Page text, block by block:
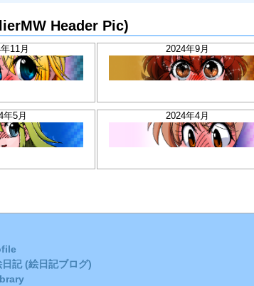
Header Pic)
11月 2024年9月
年5月 2024年4月
記 (絵日記ブログ)